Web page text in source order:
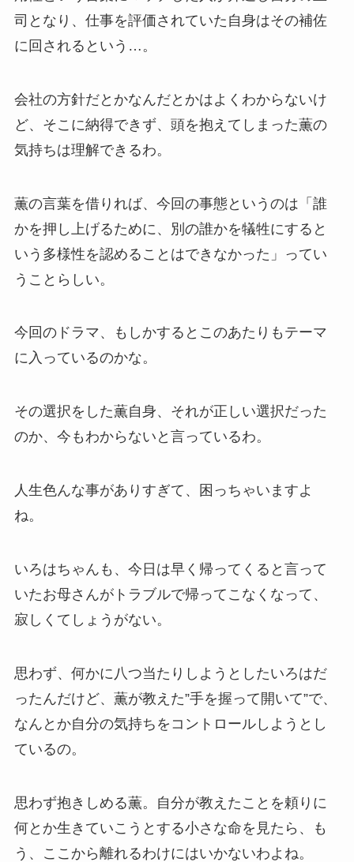
司となり、仕事を評価されていた自身はその補佐
に回されるという…。
会社の方針だとかなんだとかはよくわからないけ
ど、そこに納得できず、頭を抱えてしまった薫の
気持ちは理解できるわ。
薫の言葉を借りれば、今回の事態というのは「誰
かを押し上げるために、別の誰かを犠牲にすると
いう多様性を認めることはできなかった」ってい
うことらしい。
今回のドラマ、もしかするとこのあたりもテーマ
に入っているのかな。
その選択をした薫自身、それが正しい選択だった
のか、今もわからないと言っているわ。
人生色んな事がありすぎて、困っちゃいますよ
ね。
いろはちゃんも、今日は早く帰ってくると言って
いたお母さんがトラブルで帰ってこなくなって、
寂しくてしょうがない。
思わず、何かに八つ当たりしようとしたいろはだ
ったんだけど、薫が教えた”手を握って開いて”で、
なんとか自分の気持ちをコントロールしようとし
ているの。
思わず抱きしめる薫。自分が教えたことを頼りに
何とか生きていこうとする小さな命を見たら、も
う、ここから離れるわけにはいかないわよね。